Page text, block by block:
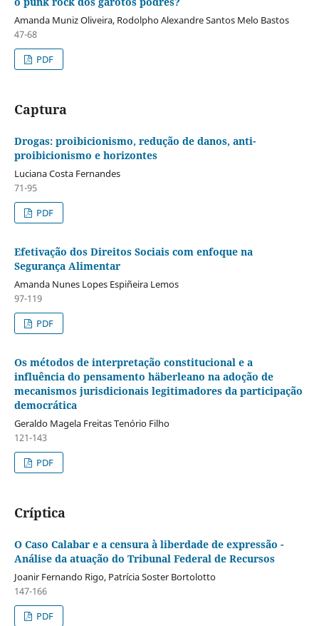
Amanda Muniz Oliveira, Rodolpho Alexandre Santos Melo Bastos
47-68
PDF
Captura
Drogas: proibicionismo, redução de danos, anti-
proibicionismo e horizontes
Luciana Costa Fernandes
71-95
PDF
Efetivação dos Direitos Sociais com enfoque na
Segurança Alimentar
Amanda Nunes Lopes Espiñeira Lemos
97-119
PDF
Os métodos de interpretação constitucional e a
influência do pensamento häberleano na adoção de
mecanismos jurisdicionais legitimadores da participação
democrática
Geraldo Magela Freitas Tenório Filho
121-143
PDF
Críptica
O Caso Calabar e a censura à liberdade de expressão -
Análise da atuação do Tribunal Federal de Recursos
Joanir Fernando Rigo, Patrícia Soster Bortolotto
147-166
PDF